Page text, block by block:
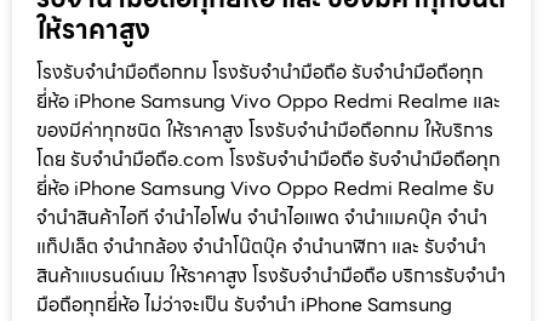
ให้ราคาสูง
โรงรับจำนำมือถือกทม โรงรับจำนำมือถือ รับจำนำมือถือทุก
ยี่ห้อ iPhone Samsung Vivo Oppo Redmi Realme และ
ของมีค่าทุกชนิด ให้ราคาสูง โรงรับจำนำมือถือกทม ให้บริการ
โดย รับจํานํามือถือ.com โรงรับจำนำมือถือ รับจำนำมือถือทุก
ยี่ห้อ iPhone Samsung Vivo Oppo Redmi Realme รับ
จำนำสินค้าไอที จำนำไอโฟน จำนำไอแพด จำนำแมคบุ๊ค จำนำ
แท็ปเล็ต จำนำกล้อง จำนำโน๊ตบุ๊ค จำนำนาฬิกา และ รับจำนำ
สินค้าแบรนด์เนม ให้ราคาสูง โรงรับจำนำมือถือ บริการรับจำนำ
มือถือทุกยี่ห้อ ไม่ว่าจะเป็น รับจำนำ iPhone Samsung